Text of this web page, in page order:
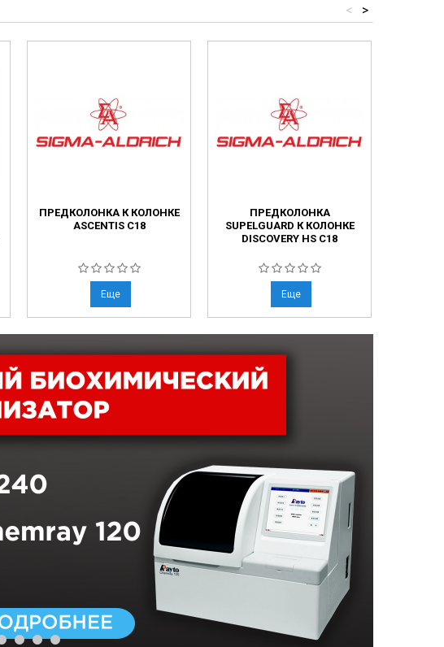
>
<
ПРЕДКОЛОНКА К КОЛОНКЕ
ASCENTIS C18
Еще
ПРЕДКОЛОНКА
SUPELGUARD К КОЛОНКЕ
DISCOVERY HS C18
Еще